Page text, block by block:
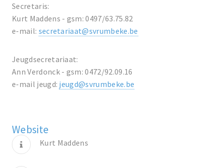
Secretaris:
Kurt Maddens - gsm: 0497/63.75.82
e-mail: secretariaat@svrumbeke.be
Jeugdsecretariaat:
Ann Verdonck - gsm: 0472/92.09.16
e-mail jeugd: jeugd@svrumbeke.be
Website
Kurt Maddens